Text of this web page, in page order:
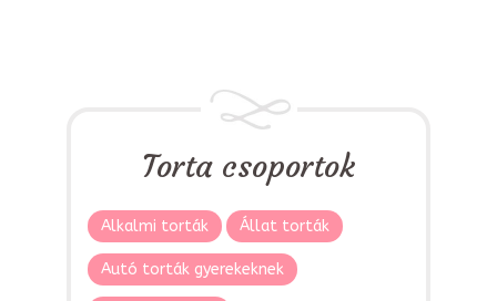
Torta csoportok
Alkalmi torták Állat torták
Autó torták gyerekeknek